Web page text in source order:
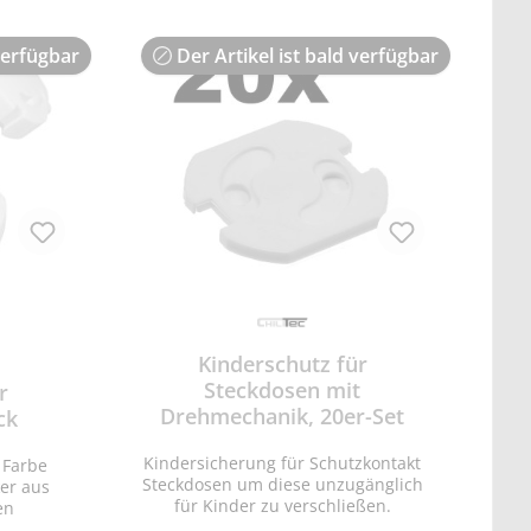
Der Artikel ist bald verfügbar
Kinderschutz für
Steckdosen mit
Drehmechanik, 20er-Set
Kindersicherung für Schutzkontakt
Steckdosen um diese unzugänglich
für Kinder zu verschließen.